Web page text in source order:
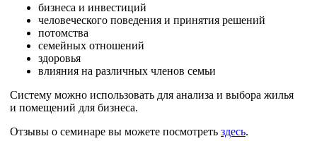
бизнеса и инвестиций
человеческого поведения и принятия решений
потомства
семейных отношений
здоровья
влияния на различных членов семьи
Систему можно использовать для анализа и выбора жилья
и помещений для бизнеса.
Отзывы о семинаре вы можете посмотреть здесь.